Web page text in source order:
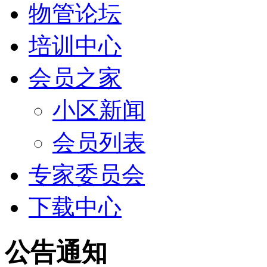
物管论坛
培训中心
会员之家
小区新闻
会员列表
专家委员会
下载中心
公告通知